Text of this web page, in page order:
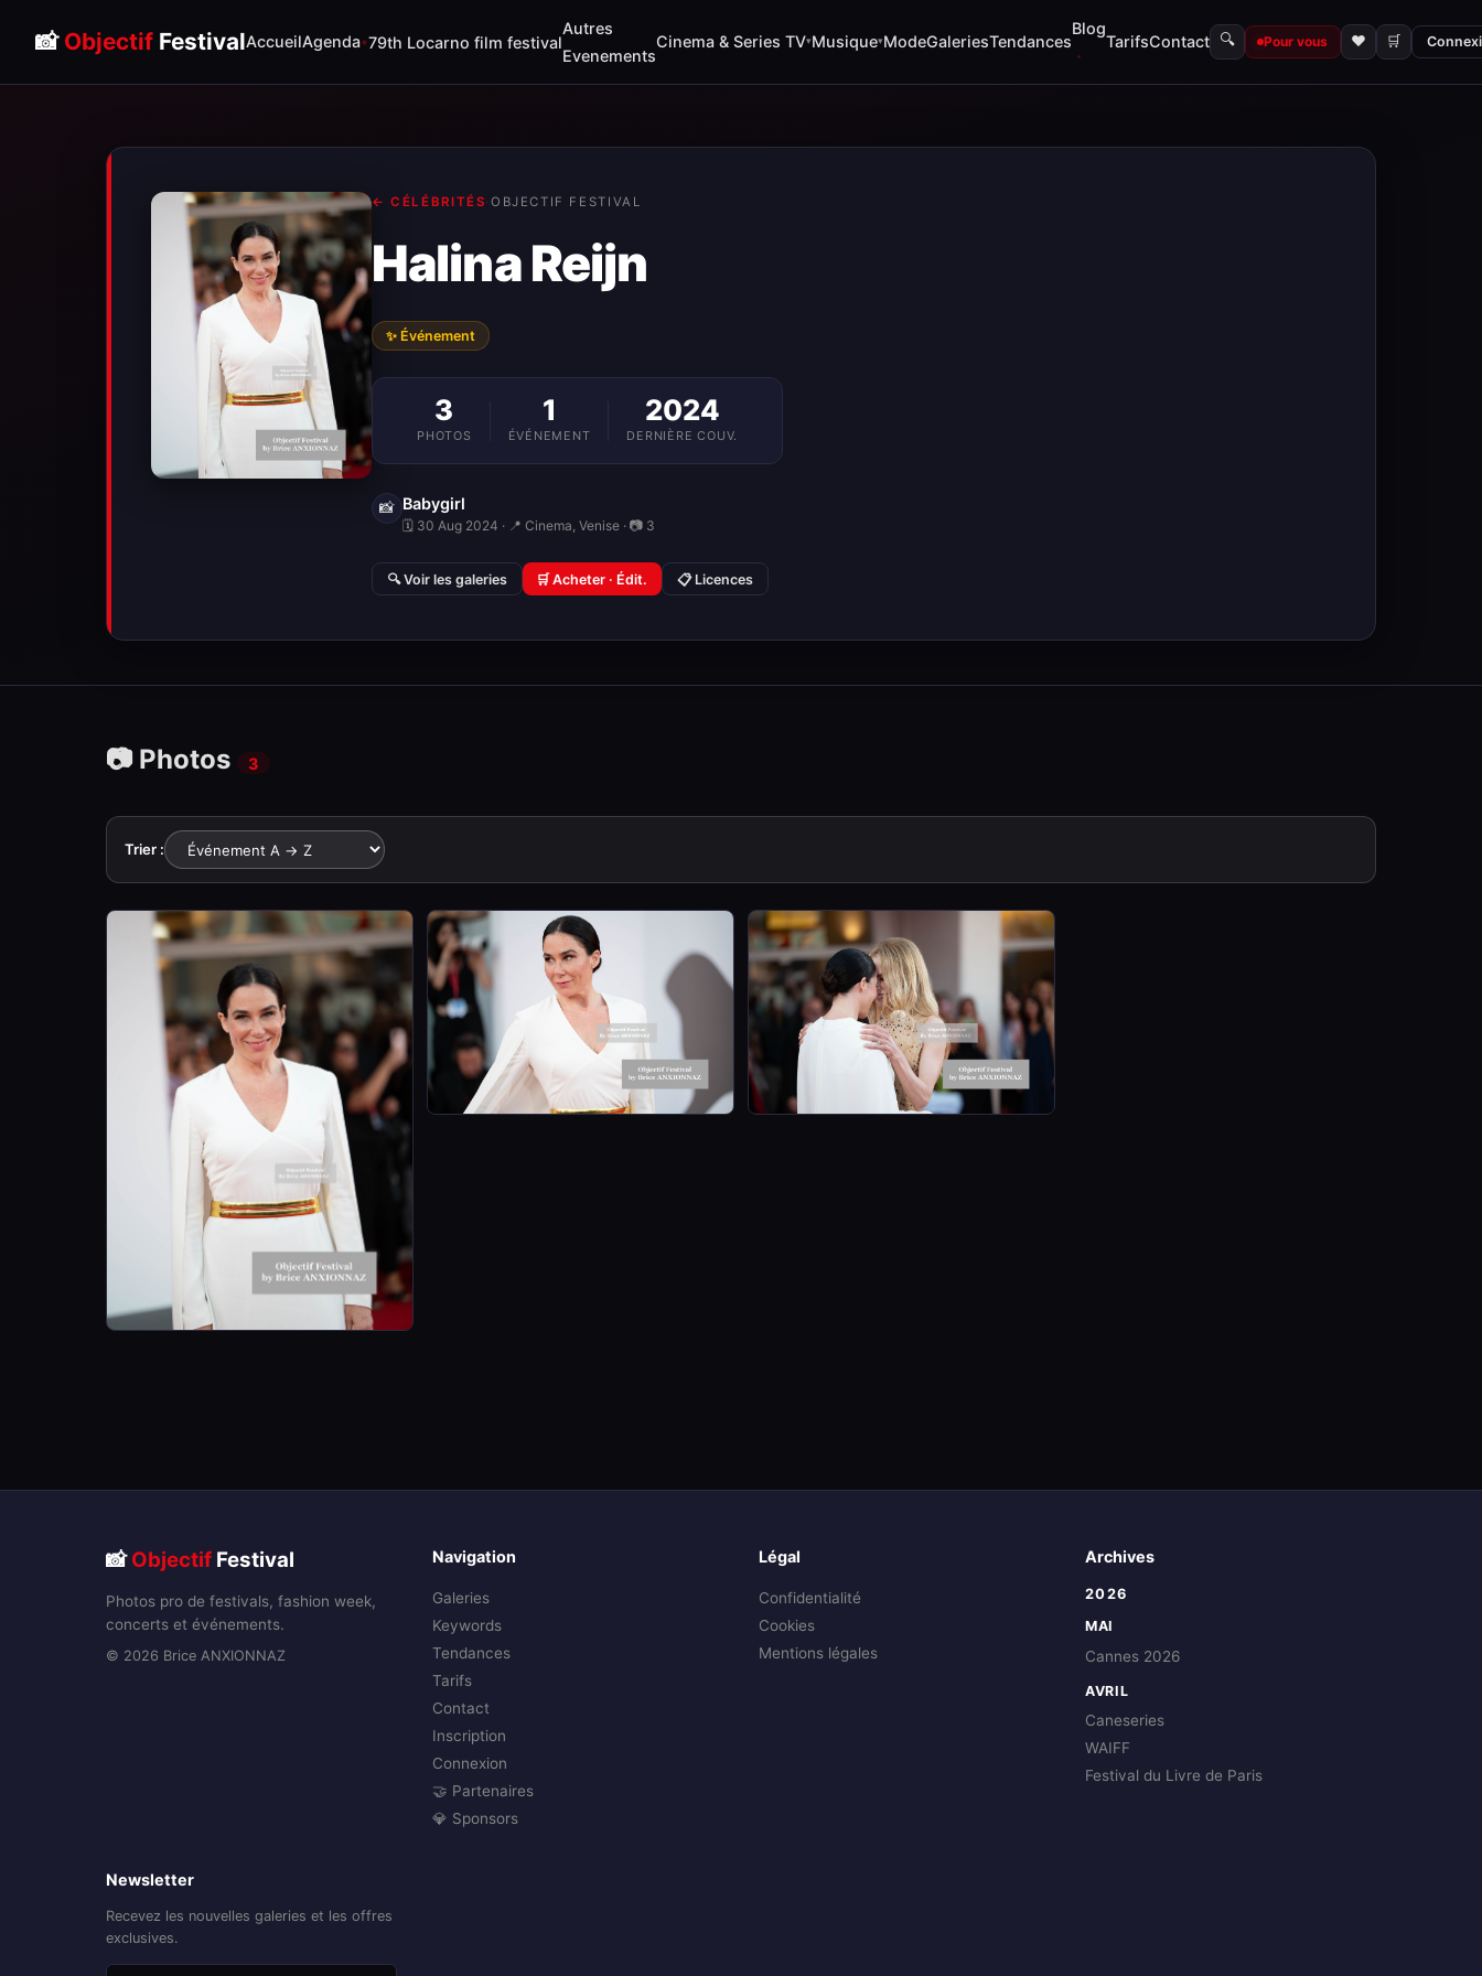
📸 Objectif FestivalAccueilAgenda 79th Locarno film festival
Autres
Evenements
Cinema & Series TV▾Musique▾ModeGaleriesTendances
Blog
TarifsContact 🔍 Pour vous ♥ 🛒
← CÉLÉBRITÉS· OBJECTIF FESTIVAL
Halina Reijn
✨ Événement
3
PHOTOS
1
ÉVÉNEMENT
2024
DERNIÈRE COUV.
📸 Babygirl
🗓 30 Aug 2024 · 📍 Cinema, Venise · 📷 3
🔍 Voir les galeries 🛒 Acheter · Édit. 📋 Licences
📷 Photos 3
Trier :
📸Objectif Festival
Photos pro de festivals, fashion week,
concerts et événements.
© 2026 Brice ANXIONNAZ
Navigation
Galeries
Keywords
Tendances
Tarifs
Contact
Inscription
Connexion
🤝 Partenaires
💎 Sponsors
Légal
Confidentialité
Cookies
Mentions légales
Archives
2026
MAI
Cannes 2026
AVRIL
Caneseries
WAIFF
Festival du Livre de Paris
Newsletter
Recevez les nouvelles galeries et les offres
exclusives.